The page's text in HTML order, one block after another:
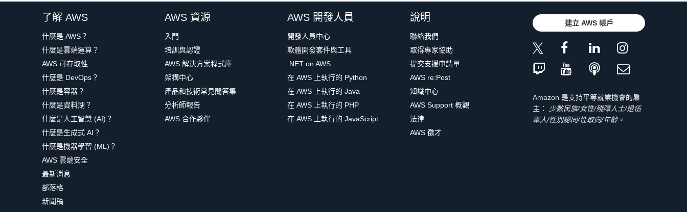
了解 AWS
什麼是 AWS？
什麼是雲端運算？
AWS 可存取性
什麼是 DevOps？
什麼是容器？
什麼是資料湖？
什麼是人工智慧 (AI)？
什麼是生成式 AI？
什麼是機器學習 (ML)？
AWS 雲端安全
最新消息
部落格
新聞稿
AWS 資源
入門
培訓與認證
AWS 解決方案程式庫
架構中心
產品和技術常見問答集
分析師報告
AWS 合作夥伴
AWS 開發人員
開發人員中心
軟體開發套件與工具
.NET on AWS
在 AWS 上執行的 Python
在 AWS 上執行的 Java
在 AWS 上執行的 PHP
在 AWS 上執行的 JavaScript
說明
聯絡我們
取得專家協助
提交支援申請單
AWS re:Post
知識中心
AWS Support 概觀
法律
AWS 徵才
建立 AWS 帳戶
Amazon 是支持平等就業機會的雇
主：
少數民族/女性/殘障人士/退伍
軍人/性別認同/性取向/年齡。